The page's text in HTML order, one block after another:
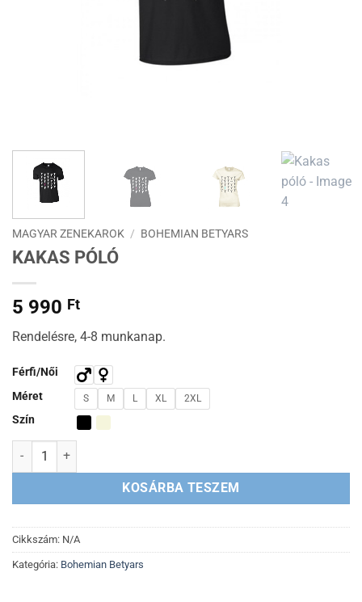
MAGYAR ZENEKAROK / BOHEMIAN BETYARS
KAKAS PÓLÓ
5 990 Ft
Rendelésre, 4-8 munkanap.
Férfi/Női
Méret
S M L XL 2XL
Szín
Kakas póló mennyiség
KOSÁRBA TESZEM
Cikkszám: N/A
Kategória: Bohemian Betyars